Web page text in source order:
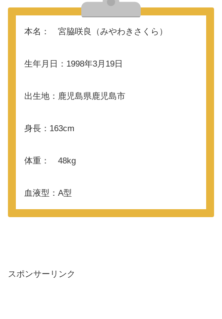
本名： 宮脇咲良（みやわきさくら）
生年月日：1998年3月19日
出生地：鹿児島県鹿児島市
身長：163cm
体重： 48kg
血液型：A型
スポンサーリンク